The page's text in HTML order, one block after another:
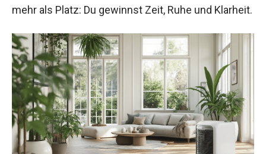
mehr als Platz: Du gewinnst Zeit, Ruhe und Klarheit.